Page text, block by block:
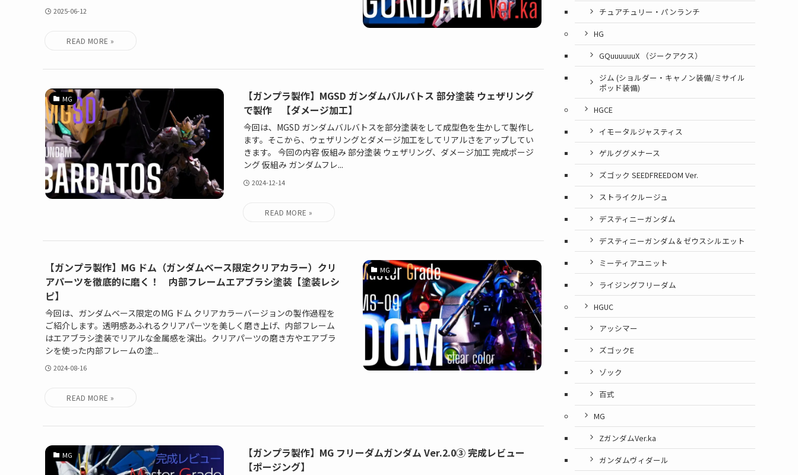
2025-06-12
MG
【ガンプラ製作】MGSD ガンダムバルバトス 部分塗装 ウェザリング
で製作 【ダメージ加工】
今回は、MGSD ガンダムバルバトスを部分塗装をして成型色を生かして製作し
ます。そこから、ウェザリングとダメージ加工をしてリアルさをアップしてい
きます。 今回の内容 仮組み 部分塗装 ウェザリング、ダメージ加工 完成ポージ
ング 仮組み ガンダムフレ...
2024-12-14
MG
【ガンプラ製作】MG ドム（ガンダムベース限定クリアカラー）クリ
アパーツを徹底的に磨く！ 内部フレームエアブラシ塗装【塗装レシ
ピ】
今回は、ガンダムベース限定のMG ドム クリアカラーバージョンの製作過程を
ご紹介します。透明感あふれるクリアパーツを美しく磨き上げ、内部フレーム
はエアブラシ塗装でリアルな金属感を演出。クリアパーツの磨き方やエアブラ
シを使った内部フレームの塗...
2024-08-16
MG
【ガンプラ製作】MG フリーダムガンダム Ver.2.0③ 完成レビュー
【ポージング】
チュアチュリー・パンランチ
HG
GQuuuuuuX （ジークアクス）
ジム (ショルダー・キャノン装備/ミサイル
ポッド装備)
HGCE
イモータルジャスティス
ゲルググメナース
ズゴック SEEDFREEDOM Ver.
ストライクルージュ
デスティニーガンダム
デスティニーガンダム＆ゼウスシルエット
ミーティアユニット
ライジングフリーダム
HGUC
アッシマー
ズゴックE
ゾック
百式
MG
ZガンダムVer.ka
ガンダムヴィダール